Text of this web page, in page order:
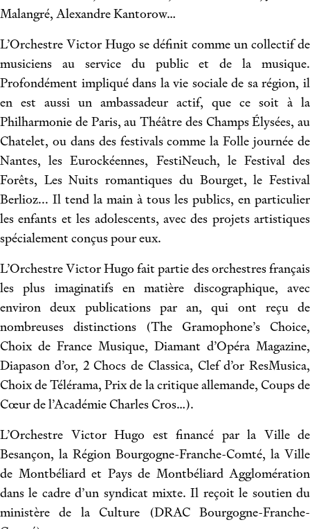
Malangré, Alexandre Kantorow…
L’Orchestre Victor Hugo se définit comme un collectif de
musiciens au service du public et de la musique.
Profondément impliqué dans la vie sociale de sa région, il
en est aussi un ambassadeur actif, que ce soit à la
Philharmonie de Paris, au Théâtre des Champs Élysées, au
Chatelet, ou dans des festivals comme la Folle journée de
Nantes, les Eurockéennes, FestiNeuch, le Festival des
Forêts, Les Nuits romantiques du Bourget, le Festival
Berlioz... Il tend la main à tous les publics, en particulier
les enfants et les adolescents, avec des projets artistiques
spécialement conçus pour eux.
L’Orchestre Victor Hugo fait partie des orchestres français
les plus imaginatifs en matière discographique, avec
environ deux publications par an, qui ont reçu de
nombreuses distinctions (The Gramophone’s Choice,
Choix de France Musique, Diamant d’Opéra Magazine,
Diapason d’or, 2 Chocs de Classica, Clef d’or ResMusica,
Choix de Télérama, Prix de la critique allemande, Coups de
Cœur de l’Académie Charles Cros…).
L’Orchestre Victor Hugo est financé par la Ville de
Besançon, la Région Bourgogne-Franche-Comté, la Ville
de Montbéliard et Pays de Montbéliard Agglomération
dans le cadre d’un syndicat mixte. Il reçoit le soutien du
ministère de la Culture (DRAC Bourgogne-Franche-